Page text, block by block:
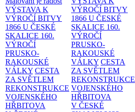
VÝSTAVA K
VÝROČÍ BITVY
1866 U ČESKÉ
SKALICE 160.
VÝROČÍ
PRUSKO-
RAKOUSKÉ
VÁLKY CESTA
ZA SVĚTLEM
REKONSTRUKCE
VOJENSKÉHO
HŘBITOVA
VÝROČÍ BITVY
1866 U ČESKÉ
SKALICE 160.
VÝROČÍ
PRUSKO-
RAKOUSKÉ
VÁLKY CESTA
ZA SVĚTLEM
REKONSTRUKCE
VOJENSKÉHO
HŘBITOVA
V ČESKÉ